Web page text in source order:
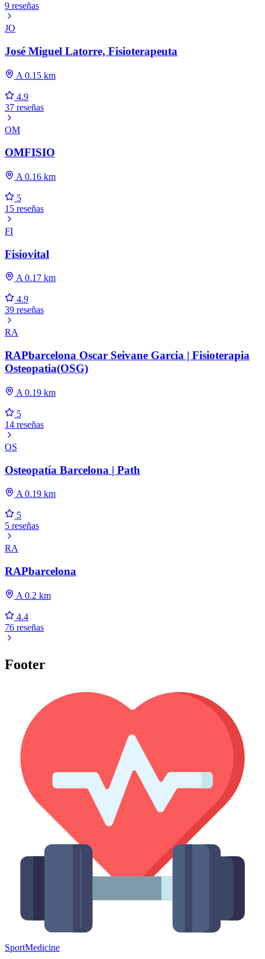
9 reseñas
JO
José Miguel Latorre, Fisioterapeuta
A 0.15 km
4.9
37 reseñas
OM
OMFISIO
A 0.16 km
5
15 reseñas
FI
Fisiovital
A 0.17 km
4.9
39 reseñas
RA
RAPbarcelona Oscar Seivane Garcia | Fisioterapia
Osteopatia(OSG)
A 0.19 km
5
14 reseñas
OS
Osteopatía Barcelona | Path
A 0.19 km
5
5 reseñas
RA
RAPbarcelona
A 0.2 km
4.4
76 reseñas
Footer
SportMedicine